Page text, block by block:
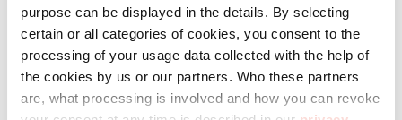
purpose can be displayed in the details. By selecting
certain or all categories of cookies, you consent to the
processing of your usage data collected with the help of
the cookies by us or our partners. Who these partners
are, what processing is involved and how you can revoke